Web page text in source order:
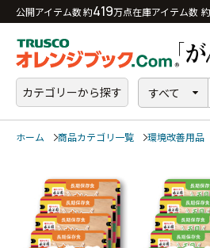
公開アイテム数 約419万点在庫アイテム数 約
カテゴリーから探す すべて
ホーム 商品カテゴリ一覧 環境改善用品